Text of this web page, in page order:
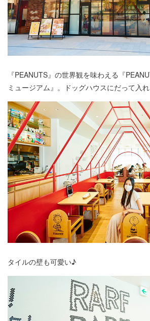
『PEANUTS』の世界観を味わえる『
ミュージアム』。ドッグハウスにだって入れ
タイルの壁も可愛い♪